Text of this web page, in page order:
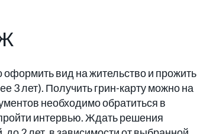
вид на жительство и прожить
3 лет). Получить грин-карту можно на
необходимо обратиться в
интервью. Ждать решения